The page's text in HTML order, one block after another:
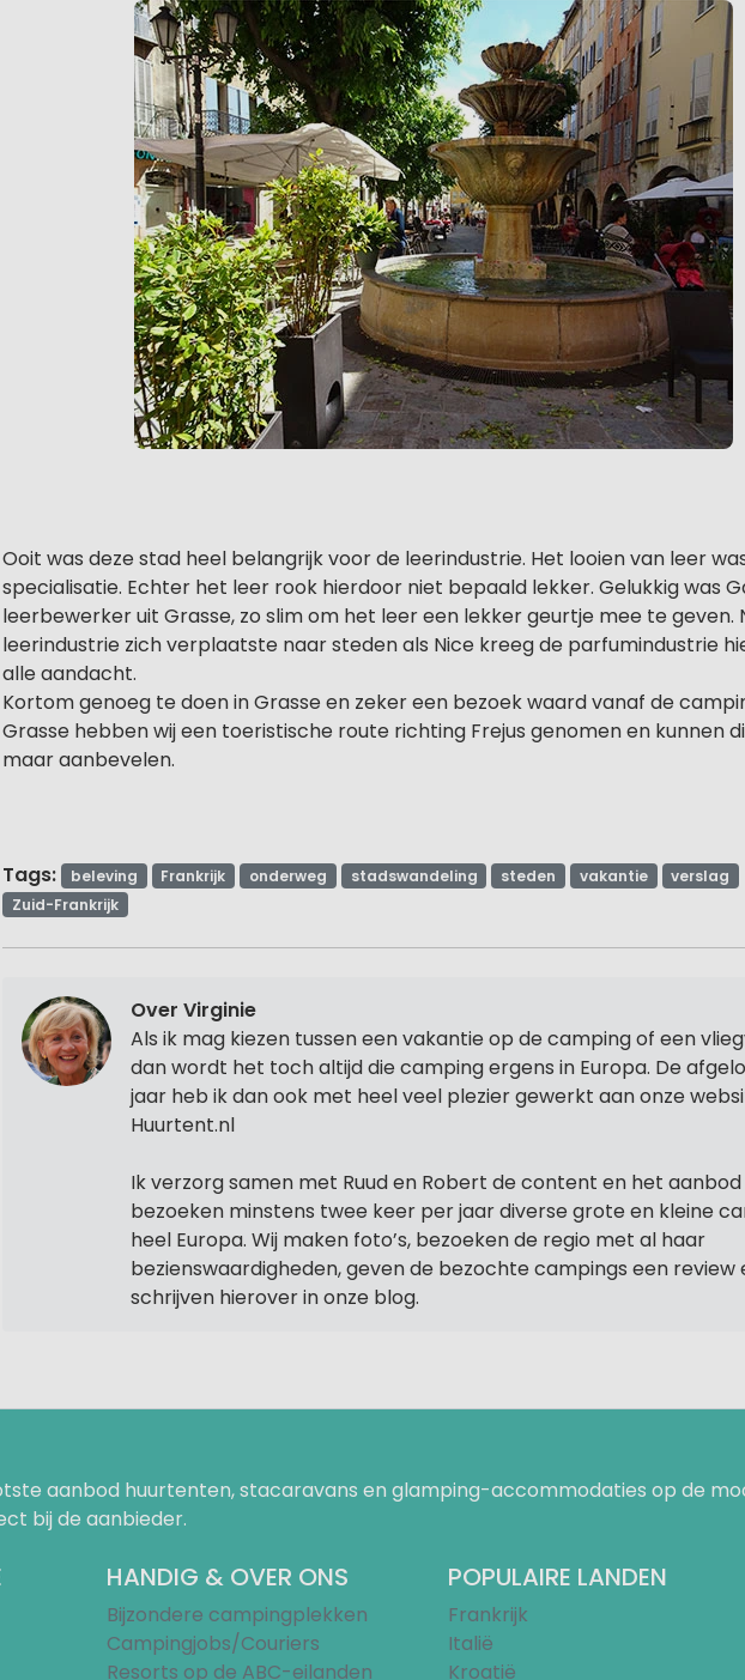
Ooit was deze stad heel belangrijk voor de leerindustrie. Het looien van leer
specialisatie. Echter het leer rook hierdoor niet bepaald lekker. Gelukkig was
leerbewerker uit Grasse, zo slim om het leer een lekker geurtje mee te geven.
leerindustrie zich verplaatste naar steden als Nice kreeg de parfumindustrie
alle aandacht.
Kortom genoeg te doen in Grasse en zeker een bezoek waard vanaf de
Grasse hebben wij een toeristische route richting Frejus genomen en kunnen
maar aanbevelen.
Tags: beleving Frankrijk onderweg stadswandeling steden vakantie
verslag
Zuid-Frankrijk
Over Virginie
Als ik mag kiezen tussen een vakantie op de camping of een
dan wordt het toch altijd die camping ergens in Europa. De
jaar heb ik dan ook met heel veel plezier gewerkt aan onze
Huurtent.nl
Ik verzorg samen met Ruud en Robert de content en het aanbod
bezoeken minstens twee keer per jaar diverse grote en kleine
heel Europa. Wij maken foto’s, bezoeken de regio met al haar
bezienswaardigheden, geven de bezochte campings een review
schrijven hierover in onze blog.
aanbod huurtenten, stacaravans en glamping-accommodaties op de
bij de aanbieder.
HANDIG & OVER ONS
Bijzondere campingplekken
Campingjobs/Couriers
Resorts op de ABC-eilanden
POPULAIRE LANDEN
Frankrijk
Italië
Kroatië